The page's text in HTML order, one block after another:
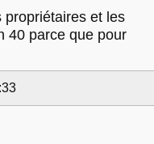
propriétaires et les
40 parce que pour